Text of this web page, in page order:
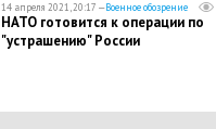
14 апреля 2021, 20:17 —Военное обозрение
НАТО готовится к операции по
"устрашению" России